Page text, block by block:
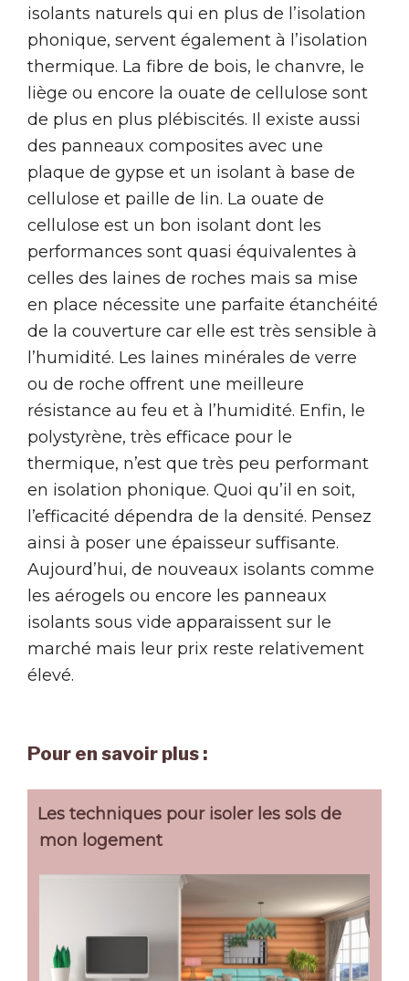
isolants naturels qui en plus de l’isolation
phonique, servent également à l’isolation
thermique. La fibre de bois, le chanvre, le
liège ou encore la ouate de cellulose sont
de plus en plus plébiscités. Il existe aussi
des panneaux composites avec une
plaque de gypse et un isolant à base de
cellulose et paille de lin. La ouate de
cellulose est un bon isolant dont les
performances sont quasi équivalentes à
celles des laines de roches mais sa mise
en place nécessite une parfaite étanchéité
de la couverture car elle est très sensible à
l’humidité. Les laines minérales de verre
ou de roche offrent une meilleure
résistance au feu et à l’humidité. Enfin, le
polystyrène, très efficace pour le
thermique, n’est que très peu performant
en isolation phonique. Quoi qu’il en soit,
l’efficacité dépendra de la densité. Pensez
ainsi à poser une épaisseur suffisante.
Aujourd’hui, de nouveaux isolants comme
les aérogels ou encore les panneaux
isolants sous vide apparaissent sur le
marché mais leur prix reste relativement
élevé.
Pour en savoir plus :
Les techniques pour isoler les sols de
mon logement